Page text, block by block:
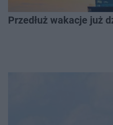
Przedłuż wakacje już